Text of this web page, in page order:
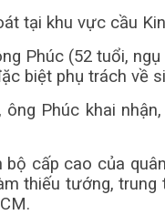
tại khu vực cầu
Phúc (52 tuổi,
biệt phụ trách
Phúc khai
cấp cao của
thiếu tướng,